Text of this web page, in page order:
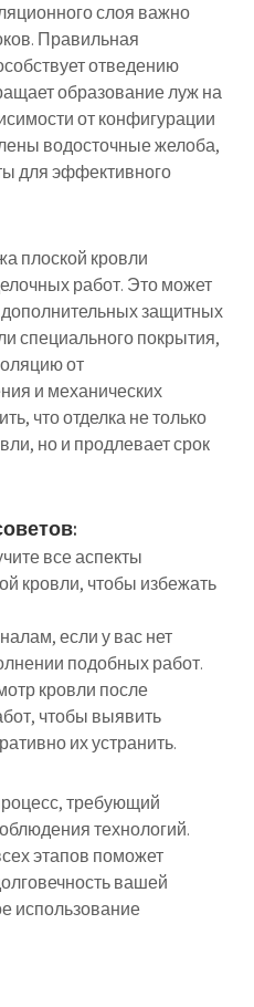
слоя важно
Правильная
отведению
образование луж на
от конфигурации
водосточные желоба,
для эффективного
плоской кровли
работ. Это может
дополнительных защитных
специального покрытия,
от
и механических
что отделка не только
но и продлевает срок
все аспекты
кровли, чтобы избежать
если у вас нет
подобных работ.
кровли после
чтобы выявить
их устранить.
требующий
технологий.
этапов поможет
вашей
использование